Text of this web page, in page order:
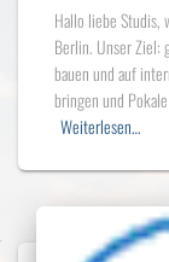
Hallo liebe Studis,
Berlin. Unser Ziel:
bauen und auf
bringen und
Weiterlesen…